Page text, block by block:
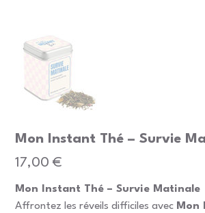
Mon Instant Thé – Survie
Prix
17,00 €
Mon Instant Thé – Survie Matinale
Affrontez les réveils difficiles avec Mon